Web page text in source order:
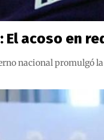
El acoso en
nacional promulgó